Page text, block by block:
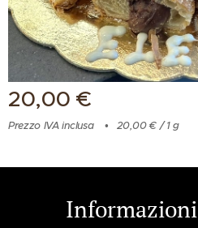
20,00 €
Prezzo IVA inclusa 20,00 € / 1 g